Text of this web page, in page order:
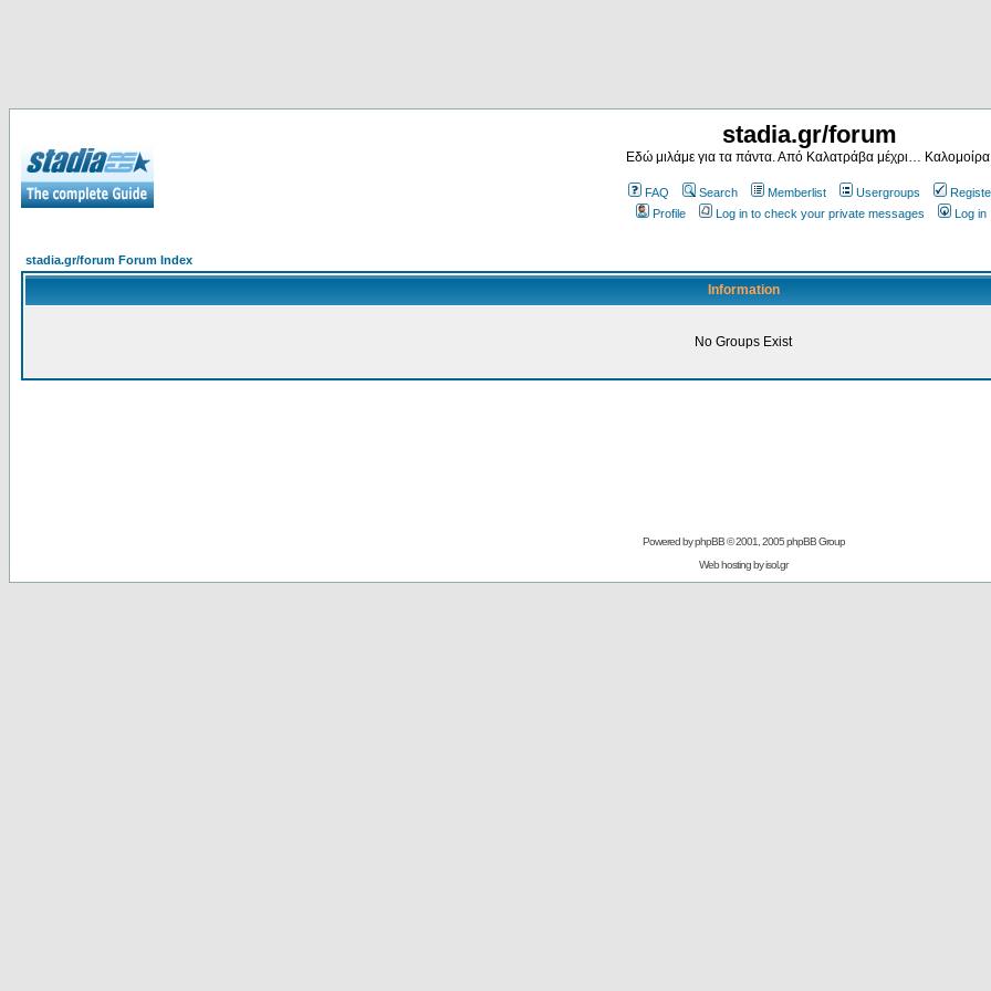
stadia.gr/forum
Εδώ μιλάμε για τα πάντα. Από Καλατράβα μέχρι…
FAQ Search Memberlist Usergroups
Profile
Log in to check your private messages Log in
stadia.gr/forum Forum Index
Information
No Groups Exist
Powered byphpBB© 2001, 2005 phpBB Group
Web hosting byisol.gr